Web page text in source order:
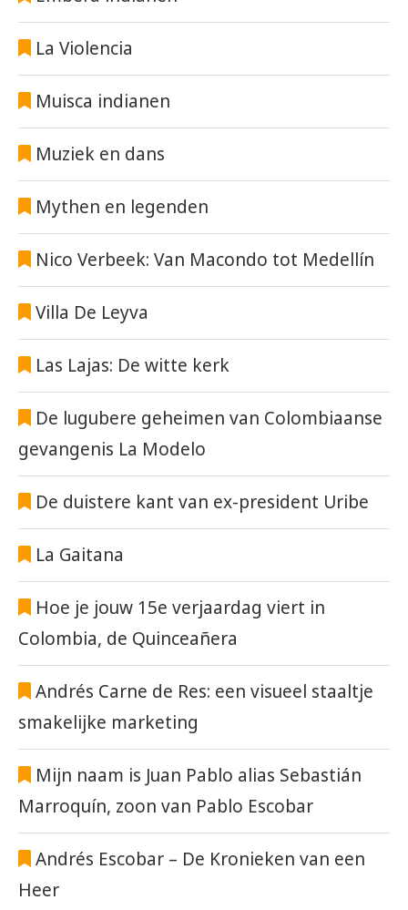
La Violencia
Muisca indianen
Muziek en dans
Mythen en legenden
Nico Verbeek: Van Macondo tot Medellín
Villa De Leyva
Las Lajas: De witte kerk
De lugubere geheimen van Colombiaanse
gevangenis La Modelo
De duistere kant van ex-president Uribe
La Gaitana
Hoe je jouw 15e verjaardag viert in
Colombia, de Quinceañera
Andrés Carne de Res: een visueel staaltje
smakelijke marketing
Mijn naam is Juan Pablo alias Sebastián
Marroquín, zoon van Pablo Escobar
Andrés Escobar – De Kronieken van een
Heer